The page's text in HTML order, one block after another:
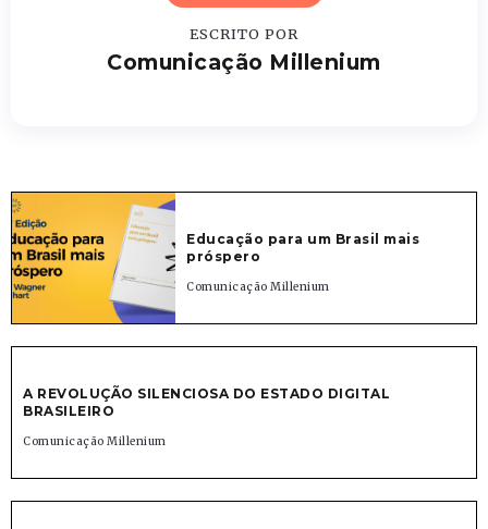
ESCRITO POR
Comunicação Millenium
Educação para um Brasil mais
próspero
Comunicação Millenium
A REVOLUÇÃO SILENCIOSA DO ESTADO DIGITAL
BRASILEIRO
Comunicação Millenium